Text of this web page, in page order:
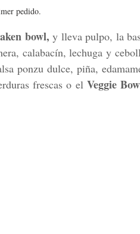
pedido.
bowl, y lleva pulpo, la
calabacín, lechuga y
ponzu dulce, piña,
frescas o el Veggie